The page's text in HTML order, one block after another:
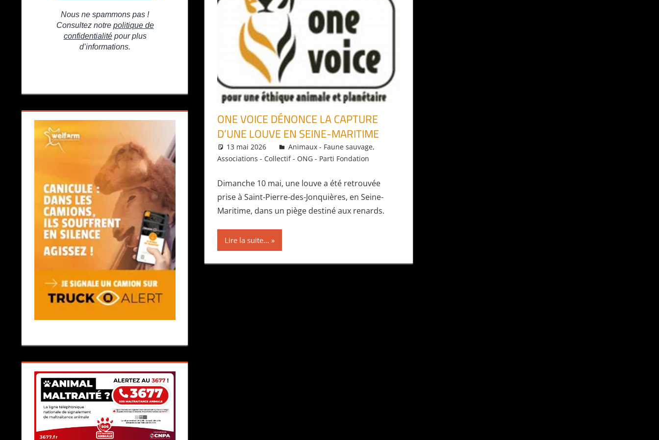
ONE VOICE DÉNONCE LA CAPTURE
D’UNE LOUVE EN SEINE-MARITIME
13 mai 2026 Daniel
Animaux - Faune sauvage,
Associations - Collectif - ONG - Parti Fondation
Dimanche 10 mai, une louve a été retrouvée
prise à Saint-Pierre-des-Jonquières, en Seine-
Maritime, dans un piège destiné aux renards.
Lire la suite...